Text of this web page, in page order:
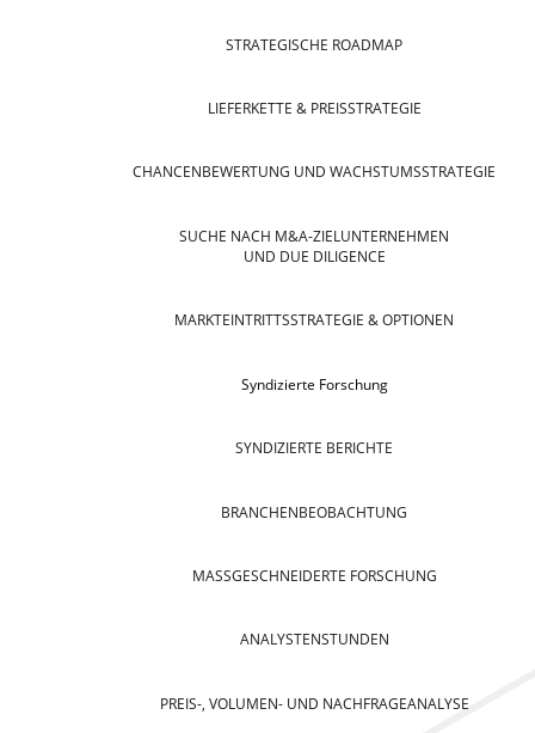
STRATEGISCHE ROADMAP
LIEFERKETTE & PREISSTRATEGIE
CHANCENBEWERTUNG UND WACHSTUMSSTRATEGIE
SUCHE NACH M&A-ZIELUNTERNEHMEN
UND DUE DILIGENCE
MARKTEINTRITTSSTRATEGIE & OPTIONEN
Syndizierte Forschung
SYNDIZIERTE BERICHTE
BRANCHENBEOBACHTUNG
MASSGESCHNEIDERTE FORSCHUNG
ANALYSTENSTUNDEN
PREIS-, VOLUMEN- UND NACHFRAGEANALYSE